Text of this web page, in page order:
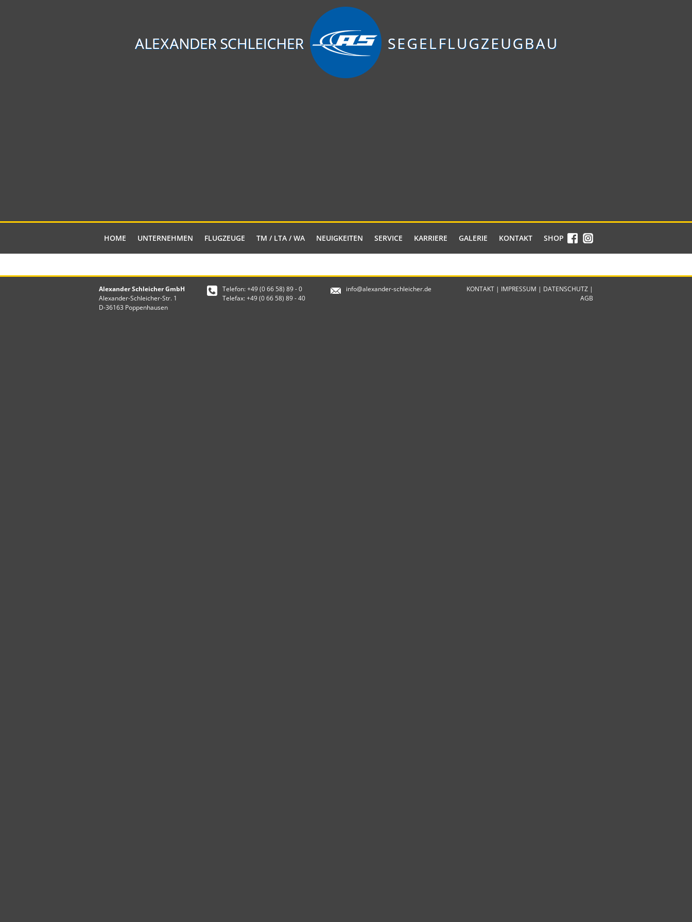
HOME UNTERNEHMEN FLUGZEUGE TM / LTA / WA NEUIGKEITEN SERVICE KARRIERE GALERIE KONTAKT SHOP
Alexander Schleicher GmbH
Alexander-Schleicher-Str. 1
D-36163 Poppenhausen
Telefon: +49 (0 66 58) 89 - 0
Telefax: +49 (0 66 58) 89 - 40
info@alexander-schleicher.de KONTAKT | IMPRESSUM | DATENSCHUTZ |
AGB